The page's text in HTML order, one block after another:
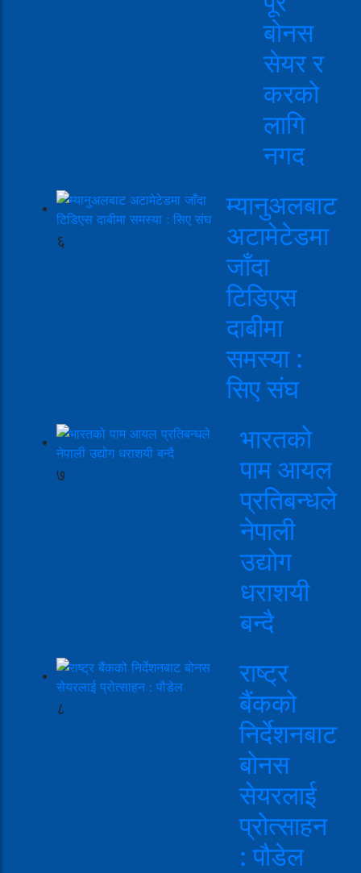
बोनस
सेयर र
करको
लागि
नगद
६
म्यानुअलबाट
अटामेटेडमा
जाँदा
टिडिएस
दाबीमा
समस्या :
सिए संघ
७
भारतको
पाम आयल
प्रतिबन्धले
नेपाली
उद्योग
धराशयी
बन्दै
८
राष्ट्र
बैंकको
निर्देशनबाट
बोनस
सेयरलाई
प्रोत्साहन
: पौडेल